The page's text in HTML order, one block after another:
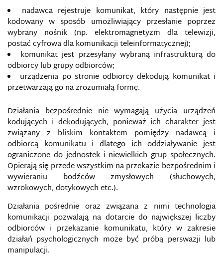
nadawca rejestruje komunikat, który następnie jest
kodowany w sposób umożliwiający przesłanie poprzez
wybrany nośnik (np. elektromagnetyzm dla telewizji,
postać cyfrowa dla komunikacji teleinformatycznej);
komunikat jest przesyłany wybraną infrastrukturą do
odbiorcy lub grupy odbiorców;
urządzenia po stronie odbiorcy dekodują komunikat i
przetwarzają go na zrozumiałą formę.
Działania bezpośrednie nie wymagają użycia urządzeń
kodujących i dekodujących, ponieważ ich charakter jest
związany z bliskim kontaktem pomiędzy nadawcą i
odbiorcą komunikatu i dlatego ich oddziaływanie jest
ograniczone do jednostek i niewielkich grup społecznych.
Opierają się przede wszystkim na przekazie bezpośrednim i
wywieraniu bodźców zmysłowych (słuchowych,
wzrokowych, dotykowych etc.).
Działania pośrednie oraz związana z nimi technologia
komunikacji pozwalają na dotarcie do największej liczby
odbiorców i przekazanie komunikatu, który w zakresie
działań psychologicznych może być próbą perswazji lub
manipulacji.
PEDAGOGIZACJA MEDIALNA RODZINY W
SPOŁECZEŃSTWIE INFORMACYJNYM
PHISHING
PIĄTA KOLUMNA W DOBIE INTERNETU
PODMORSKIE SIECI TELEKOMUNIKACYJNE
PODSŁUCH
POLITYKA BEZPIECZEŃSTWA INFORMACJI
POLITYKA BEZPIECZEŃSTWA UE
POLITYKA INFORMACYJNA
POPRAWNOŚĆ POLITYCZNA